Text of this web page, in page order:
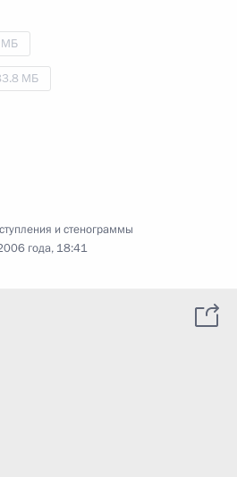
МБ
МБ
и стенограммы
года, 18:41